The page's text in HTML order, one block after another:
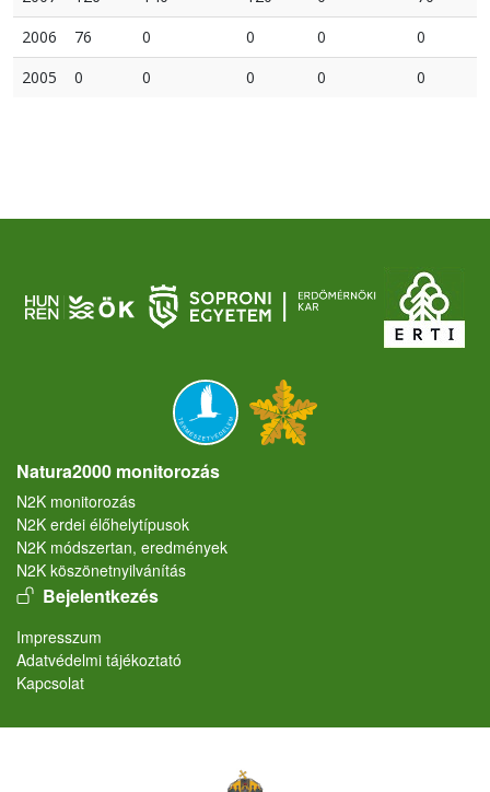
2006
76 0 0 0
0
2005
0 0 0 0 0
Natura2000 monitorozás
N2K monitorozás
N2K erdei élőhelytípusok
N2K módszertan, eredmények
N2K köszönetnyilvánítás
User account menu
Bejelentkezés
Lábléc
Impresszum
Adatvédelmi tájékoztató
Kapcsolat